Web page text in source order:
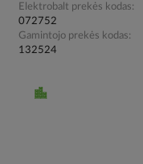
Elektrobalt prekės kodas
072752
Gamintojo prekės kodas
132524